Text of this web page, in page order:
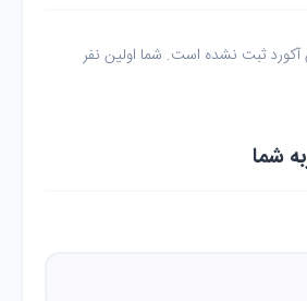
آکورد ثبت نشده است. شما اولین نفر
شما